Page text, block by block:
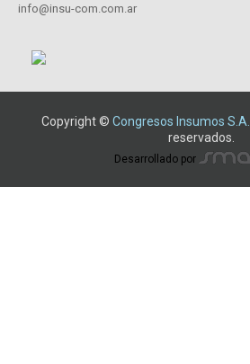
info@insu-com.com.ar
Copyright © Congresos Insumos S.A.
reservados.
Desarrollado por